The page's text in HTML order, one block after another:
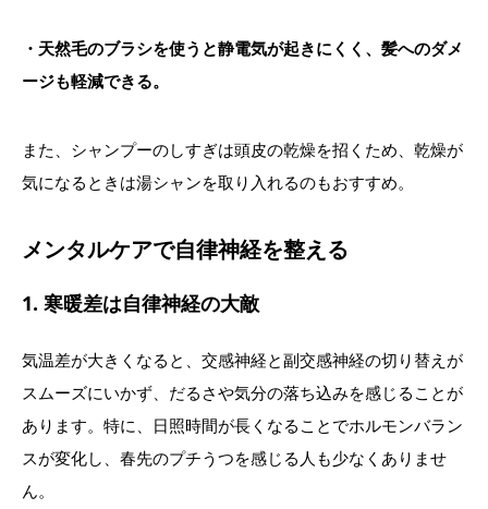
・天然毛のブラシを使うと静電気が起きにくく、髪へのダメ
ージも軽減できる。
また、シャンプーのしすぎは頭皮の乾燥を招くため、乾燥が
気になるときは湯シャンを取り入れるのもおすすめ。
メンタルケアで自律神経を整える
1. 寒暖差は自律神経の大敵
気温差が大きくなると、交感神経と副交感神経の切り替えが
スムーズにいかず、だるさや気分の落ち込みを感じることが
あります。特に、日照時間が長くなることでホルモンバラン
スが変化し、春先のプチうつを感じる人も少なくありませ
ん。